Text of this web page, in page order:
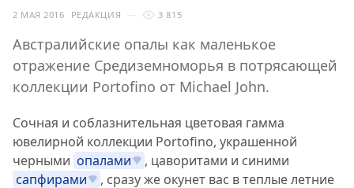
2 МАЯ 2016 РЕДАКЦИЯ 3 815
Австралийские опалы как маленькое
отражение Средиземноморья в потрясающей
коллекции Portofino от Michael John.
Сочная и соблазнительная цветовая гамма
ювелирной коллекции Portofino, украшенной
черными опалами
, цаворитами и синими
сапфирами
, сразу же окунет вас в теплые летние